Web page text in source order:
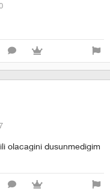
olacagini dusunmedigim